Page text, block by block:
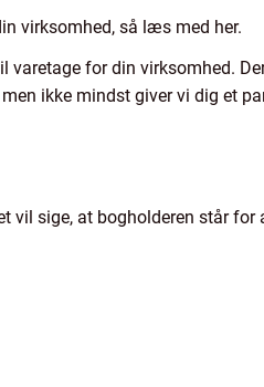
virksomhed, så læs med her.
varetage for din virksomhed.
ikke mindst giver vi dig et
vil sige, at bogholderen står for